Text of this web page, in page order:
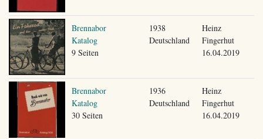
Brennabor
Katalog
9 Seiten
1938
Deutschland
Heinz
Fingerhut
16.04.2019
Brennabor
Katalog
30 Seiten
1936
Deutschland
Heinz
Fingerhut
16.04.2019